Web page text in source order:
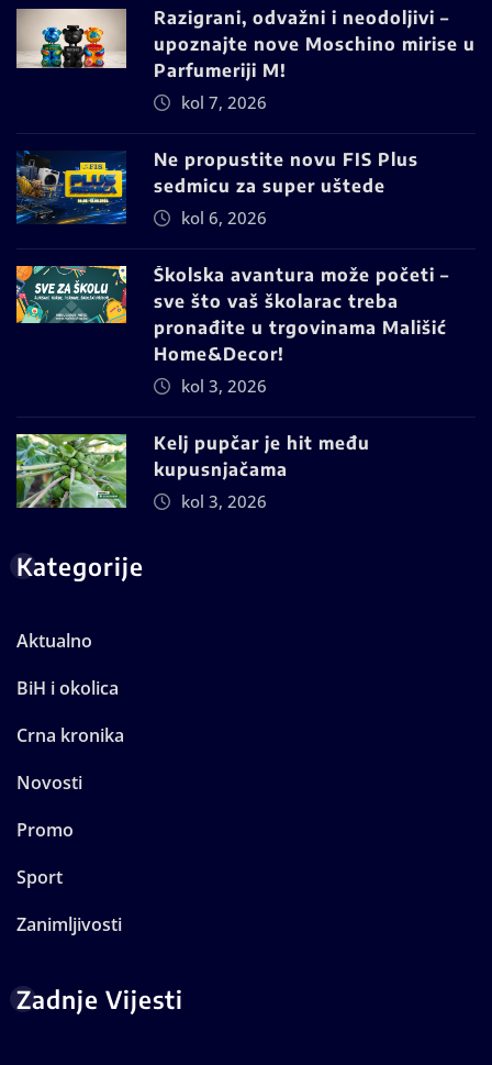
Razigrani, odvažni i neodoljivi –
upoznajte nove Moschino mirise u
Parfumeriji M!
kol 7, 2026
Ne propustite novu FIS Plus
sedmicu za super uštede
kol 6, 2026
Školska avantura može početi –
sve što vaš školarac treba
pronađite u trgovinama Mališić
Home&Decor!
kol 3, 2026
Kelj pupčar je hit među
kupusnjačama
kol 3, 2026
Kategorije
Aktualno
BiH i okolica
Crna kronika
Novosti
Promo
Sport
Zanimljivosti
Zadnje Vijesti